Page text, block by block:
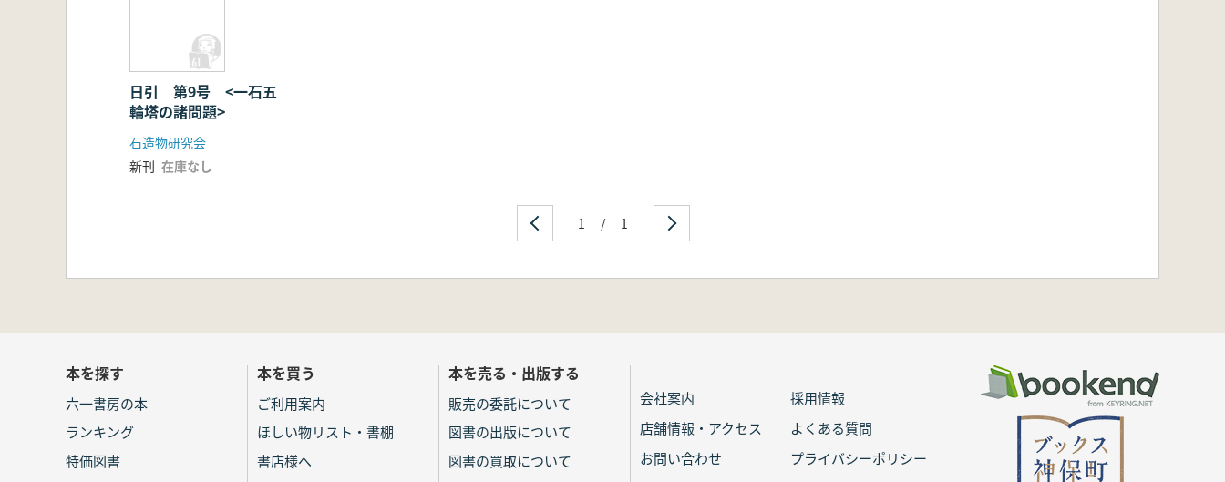
日引 第9号 <一石五
輪塔の諸問題>
石造物研究会
新刊 在庫なし
1 / 1
本を探す
六一書房の本
ランキング
特価図書
本を買う
ご利用案内
ほしい物リスト・書棚
書店様へ
本を売る・出版する
販売の委託について
図書の出版について
図書の買取について
会社案内
採用情報
店舗情報・アクセス
よくある質問
お問い合わせ
プライバシーポリシー